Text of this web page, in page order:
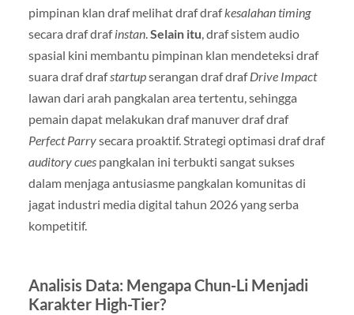
pimpinan klan draf melihat draf drafkesalahan timing
secara draf drafinstan.Selain itu, draf sistem audio
spasial kini membantu pimpinan klan mendeteksi draf
suara draf drafstartupserangan draf drafDrive Impact
lawan dari arah pangkalan area tertentu, sehingga
pemain dapat melakukan draf manuver draf draf
Perfect Parrysecara proaktif. Strategi optimasi draf draf
auditory cuespangkalan ini terbukti sangat sukses
dalam menjaga antusiasme pangkalan komunitas di
jagat industri media digital tahun 2026 yang serba
kompetitif.
Analisis Data: Mengapa Chun-Li Menjadi
Karakter High-Tier?